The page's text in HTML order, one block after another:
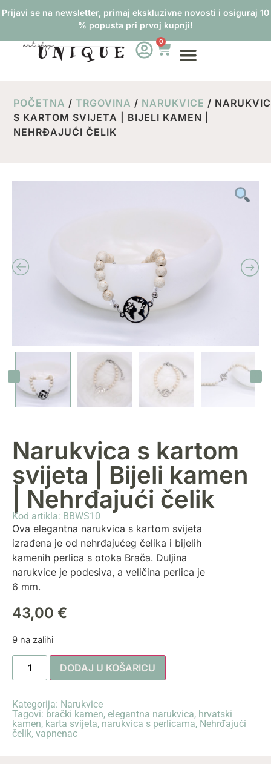
Prijavi se na newsletter, primaj ekskluzivne novosti i osiguraj 10
% popusta pri prvoj kupnji!
0
POČETNA /TRGOVINA / NARUKVICE /
S KARTOM SVIJETA | BIJELI KAMEN |
NEHRĐAJUĆI ČELIK
Narukvica s kartom
svijeta | Bijeli kamen
| Nehrđajući čelik
Kod artikla: BBWS10
Ova elegantna narukvica s kartom svijeta
izrađena je od nehrđajućeg čelika i bijelih
kamenih perlica s otoka Brača. Duljina
narukvice je podesiva, a veličina perlica je
6 mm.
43,00 €
9 na zalihi
DODAJ U KOŠARICU
Kategorija: Narukvice
Tagovi: brački kamen, elegantna narukvica, hrvatski
kamen, karta svijeta, narukvica s perlicama, Nehrđajući
čelik, vapnenac